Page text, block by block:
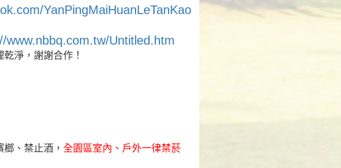
YanPingMaiHuanLeTanKao
www.nbbq.com.tw/Untitled.htm
淨，謝謝合作！
、禁止酒， 全園區室內、戶外一律禁菸